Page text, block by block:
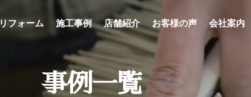
リフォーム 施工事例 店舗紹介 お客様の声 会社案内
事例一覧